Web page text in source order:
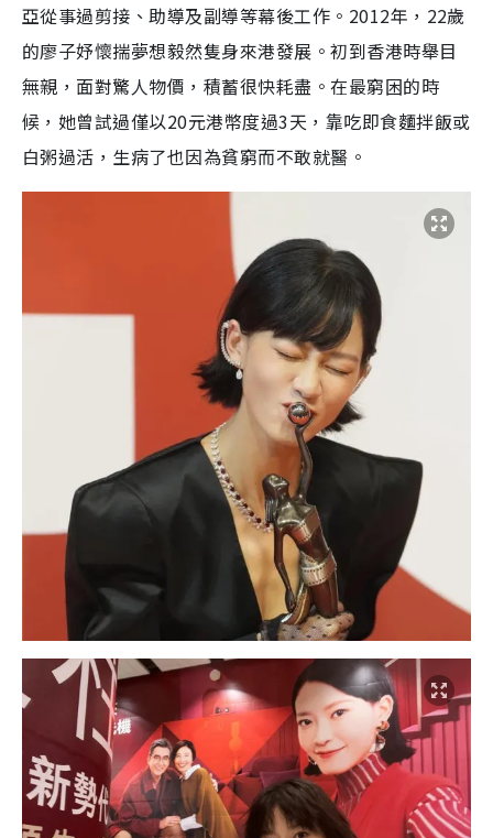
亞從事過剪接、助導及副導等幕後工作。2012年，22歲
的廖子妤懷揣夢想毅然隻身來港發展。初到香港時舉目
無親，面對驚人物價，積蓄很快耗盡。在最窮困的時
候，她曾試過僅以20元港幣度過3天，靠吃即食麵拌飯或
白粥過活，生病了也因為貧窮而不敢就醫。